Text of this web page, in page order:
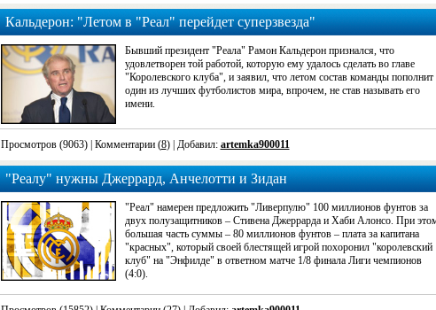
Кальдерон: "Летом в "Реал" перейдет суперзвезда"
Бывший президент "Реала" Рамон Кальдерон признался, что
удовлетворен той работой, которую ему удалось сделать во главе
"Королевского клуба", и заявил, что летом состав команды пополнит
один из лучших футболистов мира, впрочем, не став называть его
имени.
Просмотров (9063) | Комментарии (8) | Добавил: artemka900011
"Реалу" нужны Джеррард, Анчелотти и Зидан
"Реал" намерен предложить "Ливерпулю" 100 миллионов фунтов за
двух полузащитников – Стивена Джеррарда и Хаби Алонсо. При
большая часть суммы – 80 миллионов фунтов – плата за капитана
"красных", который своей блестящей игрой похоронил "королевский
клуб" на "Энфилде" в ответном матче 1/8 финала Лиги чемпионов
(4:0).